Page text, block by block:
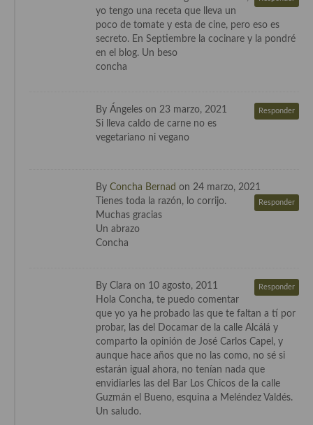
yo tengo una receta que lleva un
poco de tomate y esta de cine, pero eso es
secreto. En Septiembre la cocinare y la pondré
en el blog. Un beso
concha
By Ángeles on 23 marzo, 2021 Responder
Si lleva caldo de carne no es
vegetariano ni vegano
By Concha Bernad on 24 marzo, 2021
Responder
Tienes toda la razón, lo corrijo.
Muchas gracias
Un abrazo
Concha
By Clara on 10 agosto, 2011 Responder
Hola Concha, te puedo comentar
que yo ya he probado las que te faltan a tí por
probar, las del Docamar de la calle Alcálá y
comparto la opinión de José Carlos Capel, y
aunque hace años que no las como, no sé si
estarán igual ahora, no tenían nada que
envidiarles las del Bar Los Chicos de la calle
Guzmán el Bueno, esquina a Meléndez Valdés.
Un saludo.